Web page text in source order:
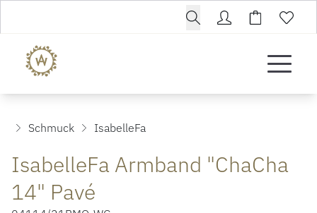
Schmuck IsabelleFa
IsabelleFa Armband "ChaCha
14" Pavé